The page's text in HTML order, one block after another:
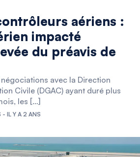
aériens :
impacté
du préavis de
avec la Direction
Civile (DGAC) ayant duré plus
les […]
- IL Y A 2 ANS